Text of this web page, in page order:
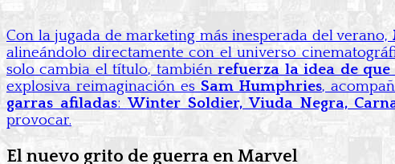
Con la jugada de marketing más inesperada del verano,
alineándolo directamente con el universo
solo cambia el título, tambiénrefuerza la idea de que
explosiva reimaginación es Sam Humphries,
garras afiladas:Winter Soldier, Viuda Negra,
provocar.
El nuevo grito de guerra en Marvel